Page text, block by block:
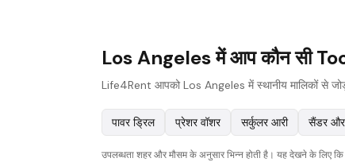
Los Angeles में आप कौन सी
Life4Rent आपको Los Angeles में स्थानीय मालिकों से
पावर ड्रिल प्रेशर वॉशर सर्कुलर आरी सैंडर और
उपलब्धता शहर और मौसम के अनुसार भिन्न होती है। यह देखने के लिए